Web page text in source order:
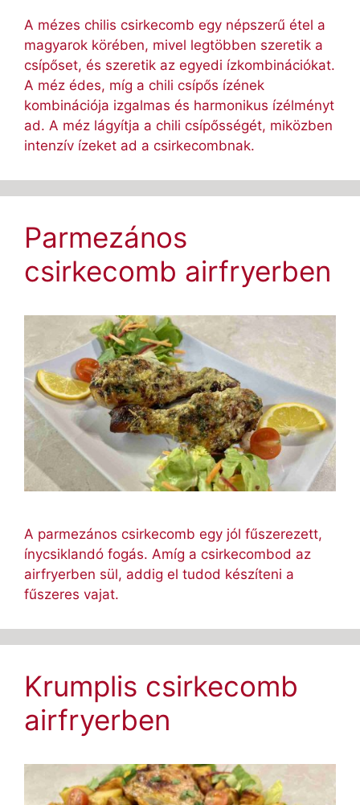
A mézes chilis csirkecomb egy népszerű étel a
magyarok körében, mivel legtöbben szeretik a
csípőset, és szeretik az egyedi ízkombinációkat.
A méz édes, míg a chili csípős ízének
kombinációja izgalmas és harmonikus ízélményt
ad. A méz lágyítja a chili csípősségét, miközben
intenzív ízeket ad a csirkecombnak.
Parmezános
csirkecomb airfryerben
A parmezános csirkecomb egy jól fűszerezett,
ínycsiklandó fogás. Amíg a csirkecombod az
airfryerben sül, addig el tudod készíteni a
fűszeres vajat.
Krumplis csirkecomb
airfryerben